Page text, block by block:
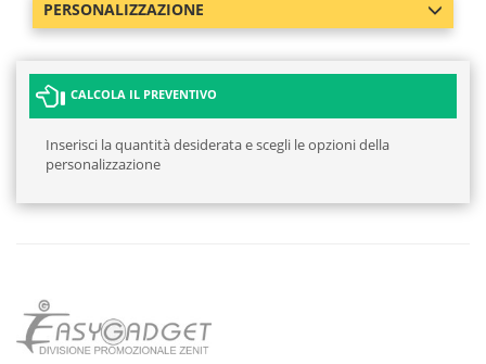
VERDE PRATO
394 pz
CIELO
395 pz
GIALLO
0 pz 0 pz 0 pz 0 pz
PERSONALIZZAZIONE
CALCOLA IL PREVENTIVO
Inserisci la quantità desiderata e scegli le opzioni della
personalizzazione